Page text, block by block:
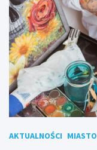
AKTUALNOŚCI MIASTO